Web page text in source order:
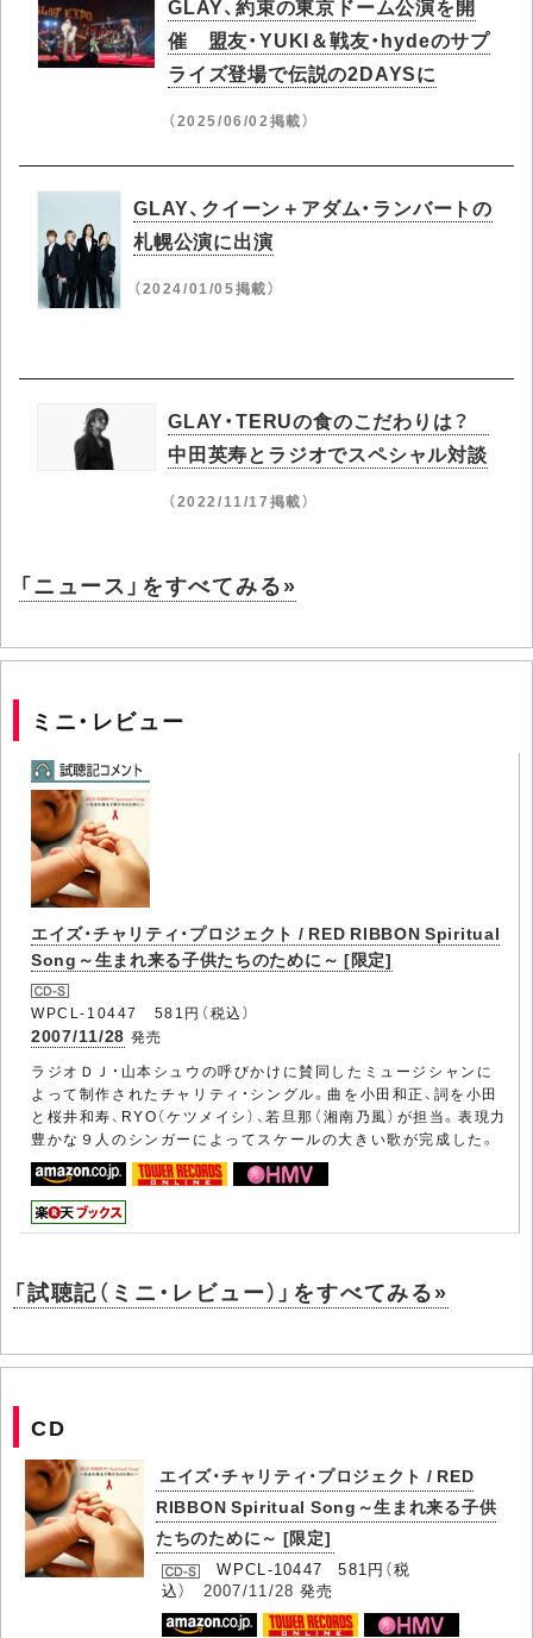
GLAY、約束の東京ドーム公演を開
催 盟友・YUKI＆戦友・hydeのサプ
ライズ登場で伝説の2DAYSに
（2025/06/02掲載）
GLAY、クイーン＋アダム・ランバートの
札幌公演に出演
（2024/01/05掲載）
GLAY・TERUの食のこだわりは？
中田英寿とラジオでスペシャル対談
（2022/11/17掲載）
「ニュース」をすべてみる»
ミニ・レビュー
エイズ・チャリティ・プロジェクト / RED RIBBON Spiritual
Song～生まれ来る子供たちのために～ [限定]
WPCL-10447 581円（税込）
2007/11/28 発売
ラジオＤＪ・山本シュウの呼びかけに賛同したミュージシャンに
よって制作されたチャリティ・シングル。曲を小田和正、詞を小田
と桜井和寿、RYO（ケツメイシ）、若旦那（湘南乃風）が担当。表現力
豊かな９人のシンガーによってスケールの大きい歌が完成した。
「試聴記（ミニ・レビュー）」をすべてみる»
CD
エイズ・チャリティ・プロジェクト / RED
RIBBON Spiritual Song～生まれ来る子供
たちのために～ [限定]
WPCL-10447 581円（税
込） 2007/11/28 発売